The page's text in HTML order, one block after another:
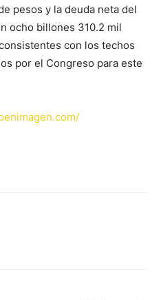
pesos y la deuda neta del
ocho billones 310.2 mil
con los techos
por el Congreso para este